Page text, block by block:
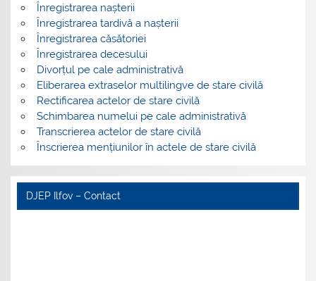
Înregistrarea nașterii
Înregistrarea tardivă a nașterii
Înregistrarea căsătoriei
Înregistrarea decesului
Divorțul pe cale administrativă
Eliberarea extraselor multilingve de stare civilă
Rectificarea actelor de stare civilă
Schimbarea numelui pe cale administrativă
Transcrierea actelor de stare civilă
Înscrierea mențiunilor în actele de stare civilă
DJEP Ilfov – Contact